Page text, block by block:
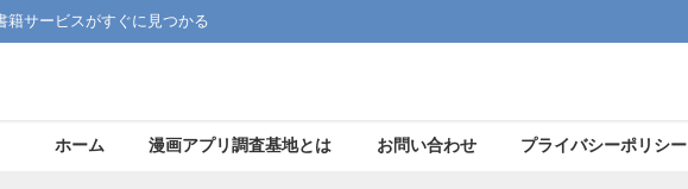
籍サービスがすぐに見つかる
ホーム 漫画アプリ調査基地とは お問い合わせ プライバシーポリシー